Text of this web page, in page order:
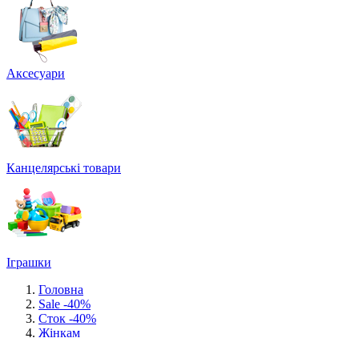
Аксесуари
Канцелярські товари
Іграшки
Головна
Sale -40%
Сток -40%
Жінкам